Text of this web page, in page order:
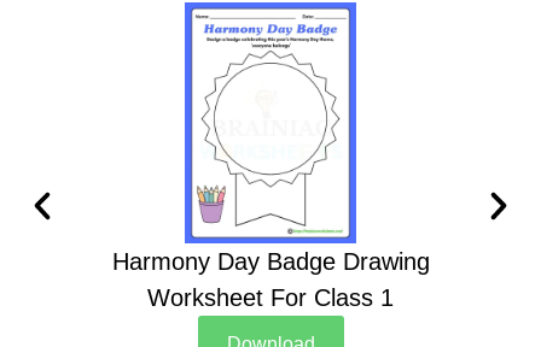
Harmony Day Badge Drawing
Worksheet For Class 1